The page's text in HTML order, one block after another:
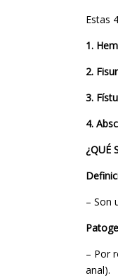
Estas
1.
2.
3.
4.
¿QUÉ
– Son
– Por
anal).